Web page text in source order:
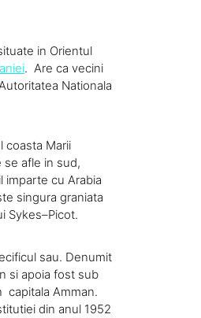
in Orientul
. Are ca vecini
Nationala
coasta Marii
se afle in sud,
imparte cu Arabia
singura graniata
Sykes–Picot.
sau. Denumit
si apoia fost sub
capitala Amman.
din anul 1952